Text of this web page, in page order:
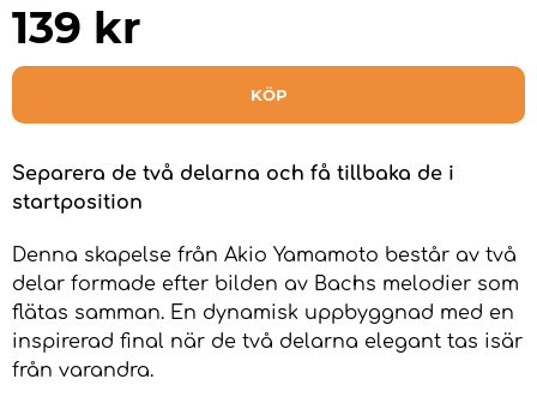
139 kr
KÖP
Separera de två delarna och få tillbaka de i
startposition
Denna skapelse från Akio Yamamoto består av två
delar formade efter bilden av Bachs melodier som
flätas samman. En dynamisk uppbyggnad med en
inspirerad final när de två delarna elegant tas isär
från varandra.